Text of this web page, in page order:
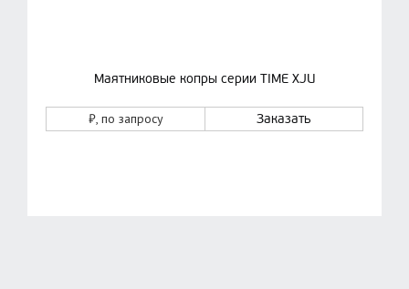
Маятниковые копры серии TIME XJU
₽, по запросу Заказать